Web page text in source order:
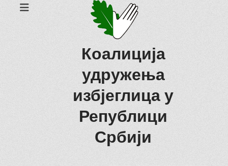
Коалиција
удружења
избјеглица у
Републици
Србији